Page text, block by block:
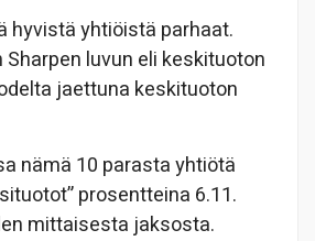
hyvistä yhtiöistä parhaat.
luvun eli keskituoton
jaettuna keskituoton
nämä 10 parasta yhtiötä
prosentteina 6.11.
mittaisesta jaksosta.